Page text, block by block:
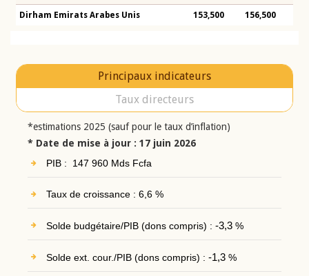
Dirham Emirats Arabes Unis 153,500 156,500
Principaux indicateurs
Taux directeurs
*estimations 2025 (sauf pour le taux d’inflation)
* Date de mise à jour : 17 juin 2026
PIB : 147 960 Mds Fcfa
Taux de croissance : 6,6 %
Solde budgétaire/PIB (dons compris) : -3,3%
Solde ext. cour./PIB (dons compris) : -1,3%